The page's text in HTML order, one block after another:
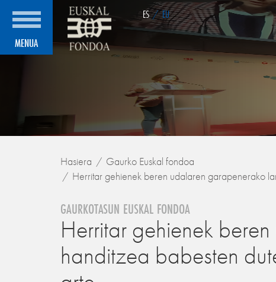
MENUA
ES / EU
Hasiera
Gaurko Euskal fondoa
Herritar gehienek beren udalaren garapenerako
GAURKOTASUN EUSKAL FONDOA
Herritar gehienek
handitzea babesten